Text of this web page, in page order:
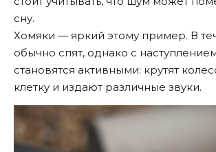
сну.
Хомяки — яркий этому пример. В
обычно спят, однако с
становятся активными: крутят
клетку и издают различные звуки.